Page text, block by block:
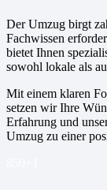
Der Umzug birgt
Fachwissen
bietet Ihnen
sowohl lokale als
Mit einem klaren
setzen wir Ihre
Erfahrung und
Umzug zu einer